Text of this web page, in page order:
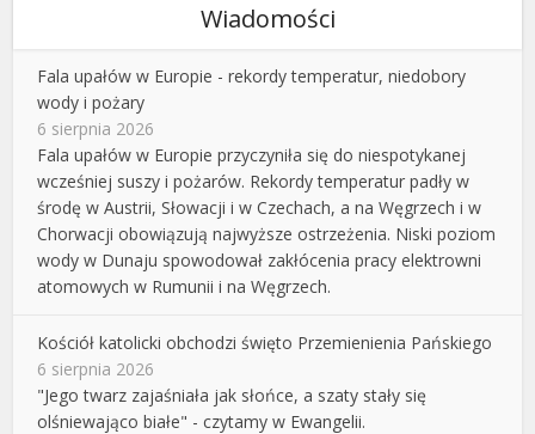
Wiadomości
Fala upałów w Europie - rekordy temperatur, niedobory
wody i pożary
6 sierpnia 2026
Fala upałów w Europie przyczyniła się do niespotykanej
wcześniej suszy i pożarów. Rekordy temperatur padły w
środę w Austrii, Słowacji i w Czechach, a na Węgrzech i w
Chorwacji obowiązują najwyższe ostrzeżenia. Niski poziom
wody w Dunaju spowodował zakłócenia pracy elektrowni
atomowych w Rumunii i na Węgrzech.
Kościół katolicki obchodzi święto Przemienienia Pańskiego
6 sierpnia 2026
"Jego twarz zajaśniała jak słońce, a szaty stały się
olśniewająco białe" - czytamy w Ewangelii.